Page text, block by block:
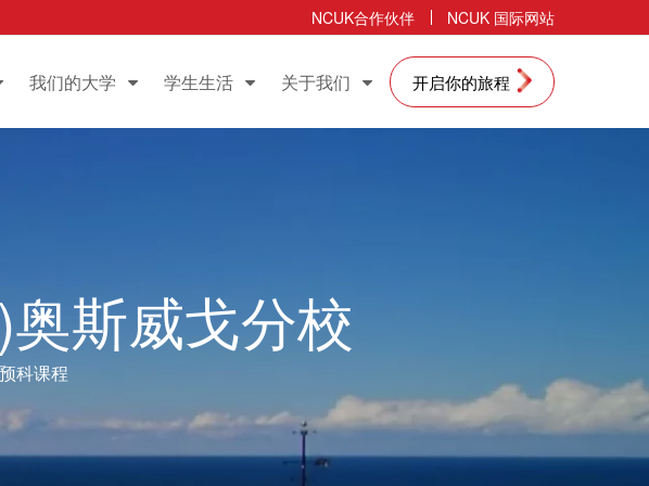
NCUK合作伙伴 NCUK 国际网站
我们的大学 学生生活 关于我们 开启你的旅程
斯威戈分校
科课程